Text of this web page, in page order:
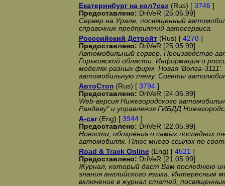
Екатеринбург на кол?сах(Rus) [ 3746 ]
Предоставлено: DriVeR [25.05.99]
Сервер на Урале, посвященный
справочник предприятий автосервиса.
Росссийский Детройт(Rus) [ 4278 ]
Предоставлено: DriVeR [25.05.99]
Автомобильный сервер. Производство
Горьковской области. Информация о
моделях разных фирм. Новая 'Волга-
автомобильную тему. Советы
АвтоСтоп(Rus) [ 3794]
Предоставлено: DriVeR [24.05.99]
Web-версия Нижегородского
Рандеву" и управления ГИБДД
A-car(Eng) [ 3944]
Предоставлено: DriVeR [22.05.99]
Новости, обозрения о самых последних
автомобилях. Плюс много ссылок по
Road & Track Online(Eng) [ 4521 ]
Предоставлено: DriVeR [21.05.99]
Журнал, который даст Вам последнюю
знания английского языка. Интересным
включение в журнал статей,